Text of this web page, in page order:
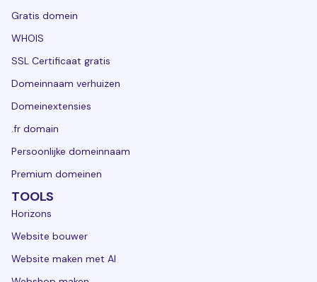
Gratis domein
WHOIS
SSL Certificaat gratis
Domeinnaam verhuizen
Domeinextensies
.fr domain
Persoonlijke domeinnaam
Premium domeinen
TOOLS
Horizons
Website bouwer
Website maken met AI